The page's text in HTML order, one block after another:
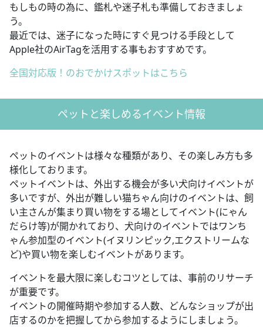
もしもの時の為に、鑑札や迷子札も準備しておきましょ
う。
最近では、迷子になった時にすぐ見つける手段として
Apple社のAirTagを活用する事もおすすめです。
全国対応版！のおでかけスポットはこちら
ペットと楽しめるイベント情報
ペットのイベントは様々な種類があり、その楽しみ方も多
様化しております。
ペットイベントは、外出する機会が多い犬向けイベントが
多いですが、外出が難しい猫ちゃん向けのイベントは、飼
い主さんが集まり買い物をする場としてイベント(にゃん
だらけ等)が開かれており、犬向けのイベントではワンち
ゃん参加型のイベント(イヌリンピック,エクストリームな
ど)や買い物を楽しむイベントがあります。
イベントを最大限に楽しむコツとしては、事前のリサーチ
が重要です。
イベントの開催時期や参加する人数、どんなショップが出
店するのかを把握してから参加するようにしましょう。